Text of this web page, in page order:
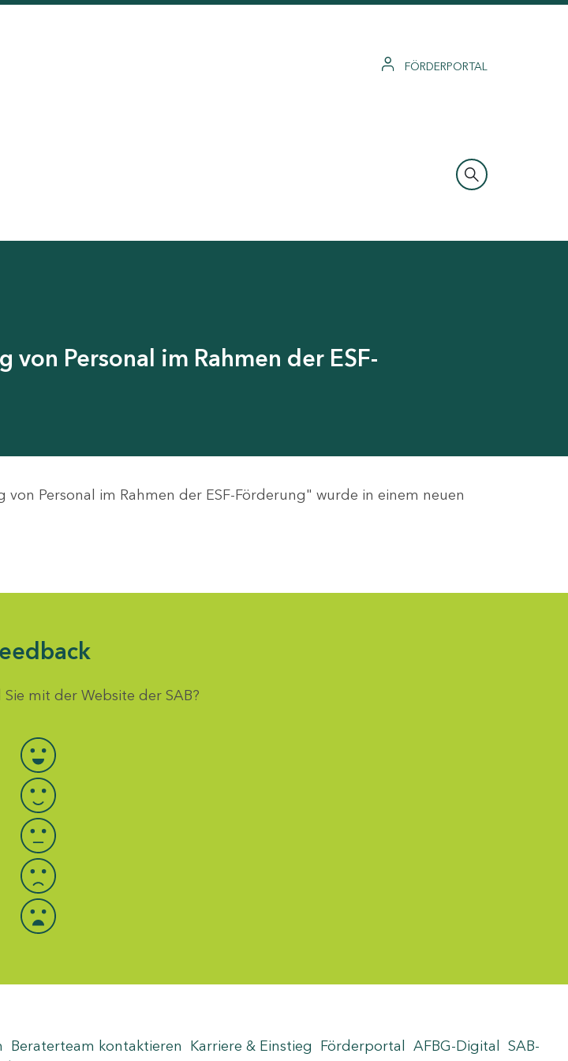
FÖRDERPORTAL
Personal im Rahmen der ESF-
Personal im Rahmen der ESF-Förderung" wurde in einem neuen
mit der Website der SAB?
Bewertung auswählen
Beraterteam kontaktieren Karriere & Einstieg Förderportal AFBG-Digital
SAB-